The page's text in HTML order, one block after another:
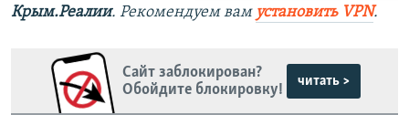
Крым.Реалии. Рекомендуем вам установить VPN.
Сайт заблокирован?
Обойдите блокировку!
читать >